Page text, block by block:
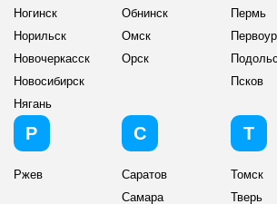
Ногинск
Норильск
Новочеркасск
Новосибирск
Нягань
Обнинск
Омск
Орск
Пермь
Псков
Р
Ржев
С
Саратов
Самара
Т
Томск
Тверь